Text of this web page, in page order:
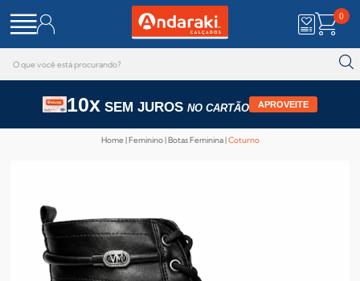
0
10x SEM JUROS NO CARTÃO APROVEITE
Home Feminino Botas Feminina Coturno